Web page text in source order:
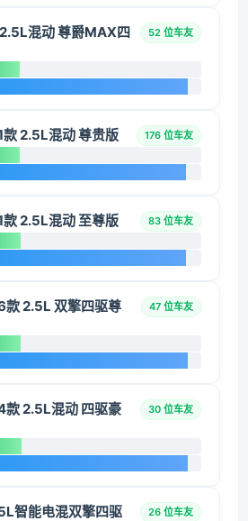
混动 尊爵MAX四
52 位车友
2.5L混动 尊贵版 176 位车友
2.5L混动 至尊版 83 位车友
2.5L 双擎四驱尊
47 位车友
2.5L混动 四驱豪
30 位车友
智能电混双擎四驱
26 位车友